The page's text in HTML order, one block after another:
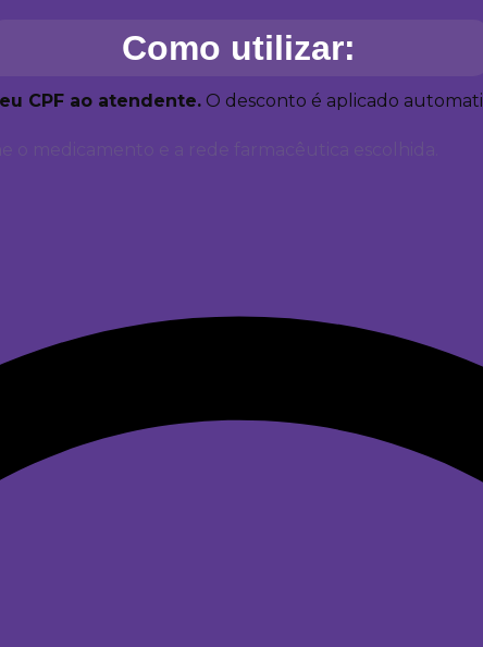
Como utilizar:
CPF ao atendente. O desconto é aplicado
o medicamento e a rede farmacêutica escolhida.